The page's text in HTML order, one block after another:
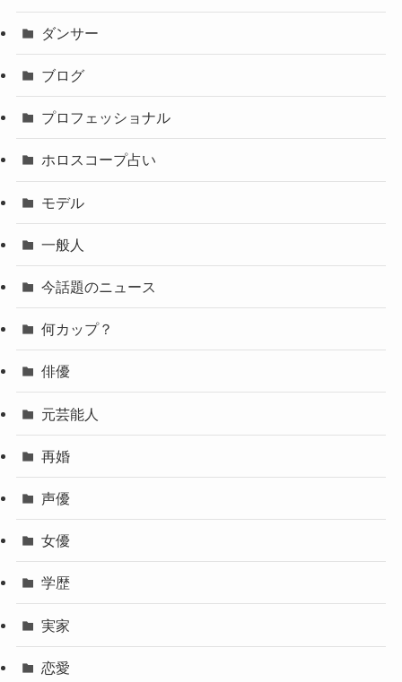
ダンサー
ブログ
プロフェッショナル
ホロスコープ占い
モデル
一般人
今話題のニュース
何カップ？
俳優
元芸能人
再婚
声優
女優
学歴
実家
恋愛